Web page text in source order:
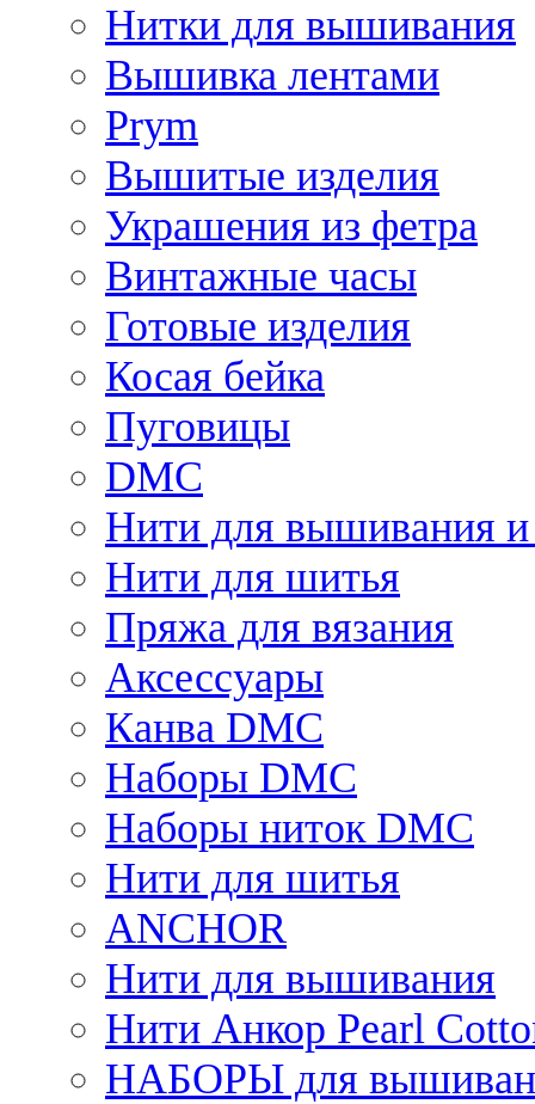
Нитки для вышивания
Вышивка лентами
Prym
Вышитые изделия
Украшения из фетра
Винтажные часы
Готовые изделия
Косая бейка
Пуговицы
DMC
Нити для вышивания и
Нити для шитья
Пряжа для вязания
Аксессуары
Канва DMC
Наборы DMC
Наборы ниток DMC
Нити для шитья
ANCHOR
Нити для вышивания
Нити Анкор Pearl
НАБОРЫ для